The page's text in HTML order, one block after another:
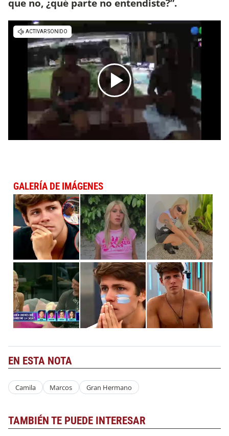
GALERÍA DE IMÁGENES
EN ESTA NOTA
Camila Marcos Gran Hermano
TAMBIÉN TE PUEDE INTERESAR